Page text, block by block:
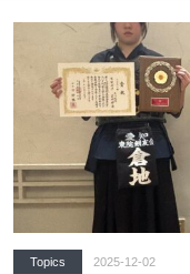
Topics 2025-12-02